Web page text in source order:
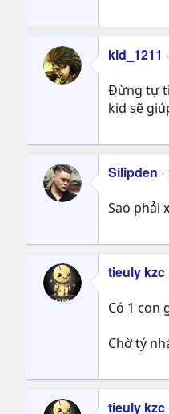
kid_1211
Đừng tự ti
kid sẽ
Silipden
Sao phải
tieuly kzc
Có 1 con
Chờ tý
tieuly kzc